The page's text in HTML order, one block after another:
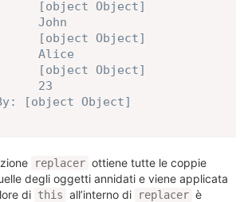
[object Object]
John
[object Object]
Alice
[object Object]
23
[object Object]
replacer ottiene tutte le coppie
degli oggetti annidati e viene applicata
di this all’interno di replacer è